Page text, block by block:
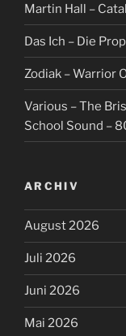
Martin Hall –
Das Ich – Die
Zodiak – Warrior
Various – The
School Sound –
ARCHIV
August 2026
Juli 2026
Juni 2026
Mai 2026